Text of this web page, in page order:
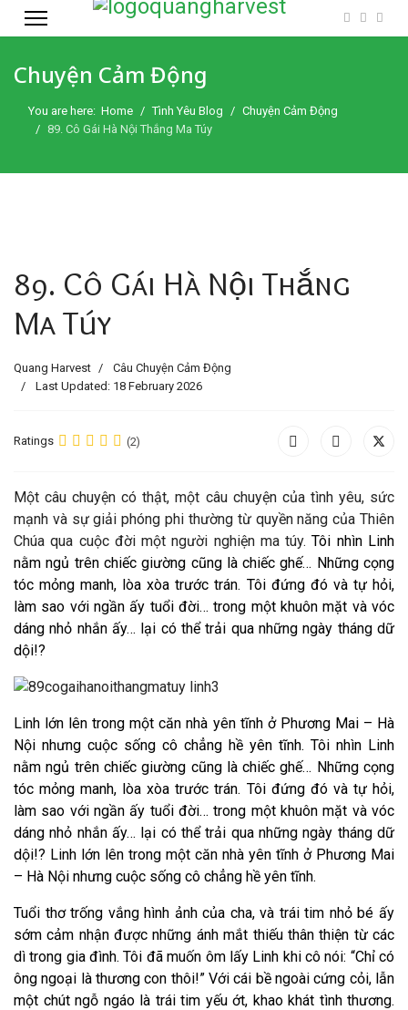
Chuyện Cảm Động
You are here: Home Tình Yêu Blog
Chuyện Cảm Động
89. Cô Gái Hà Nội Thắng Ma Túy
89. Cô Gái Hà Nội Thắng
Ma Túy
Quang Harvest
Câu Chuyện Cảm Động
Last Updated: 18 February 2026
Ratings (2)
Một câu chuyện có thật, một câu chuyện của tình yêu, sức
mạnh và sự giải phóng phi thường từ quyền năng của Thiên
Chúa qua cuộc đời một người nghiện ma túy.Tôi nhìn Linh
nằm ngủ trên chiếc giường cũng là chiếc ghế… Những cọng
tóc mỏng manh, lòa xòa trước trán. Tôi đứng đó và tự hỏi,
làm sao với ngần ấy tuổi đời… trong một khuôn mặt và vóc
dáng nhỏ nhắn ấy… lại có thể trải qua những ngày tháng dữ
dội!?
Linh lớn lên trong một căn nhà yên tĩnh ở Phương Mai – Hà
Nội nhưng cuộc sống cô chẳng hề yên tĩnh. Tôi nhìn Linh
nằm ngủ trên chiếc giường cũng là chiếc ghế… Những cọng
tóc mỏng manh, lòa xòa trước trán. Tôi đứng đó và tự hỏi,
làm sao với ngần ấy tuổi đời… trong một khuôn mặt và vóc
dáng nhỏ nhắn ấy… lại có thể trải qua những ngày tháng dữ
dội!? Linh lớn lên trong một căn nhà yên tĩnh ở Phương Mai
– Hà Nội nhưng cuộc sống cô chẳng hề yên tĩnh.
Tuổi thơ trống vắng hình ảnh của cha, và trái tim nhỏ bé ấy
sớm cảm nhận được những ánh mắt thiếu thân thiện từ các
dì trong gia đình. Tôi đã muốn ôm lấy Linh khi cô nói: “Chỉ có
ông ngoại là thương con thôi!” Với cái bề ngoài cứng cỏi, lẫn
một chút ngỗ ngáo là trái tim yếu ớt, khao khát tình thương.